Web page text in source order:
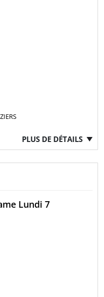
PLUS DE DÉTAILS
Lundi 7